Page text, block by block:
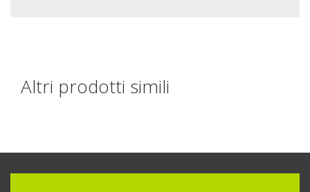
Altri prodotti simili